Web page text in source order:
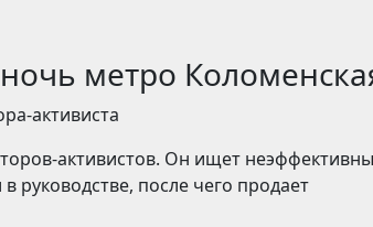
метро
активиста
активистов. Он ищет
руководстве, после чего продает